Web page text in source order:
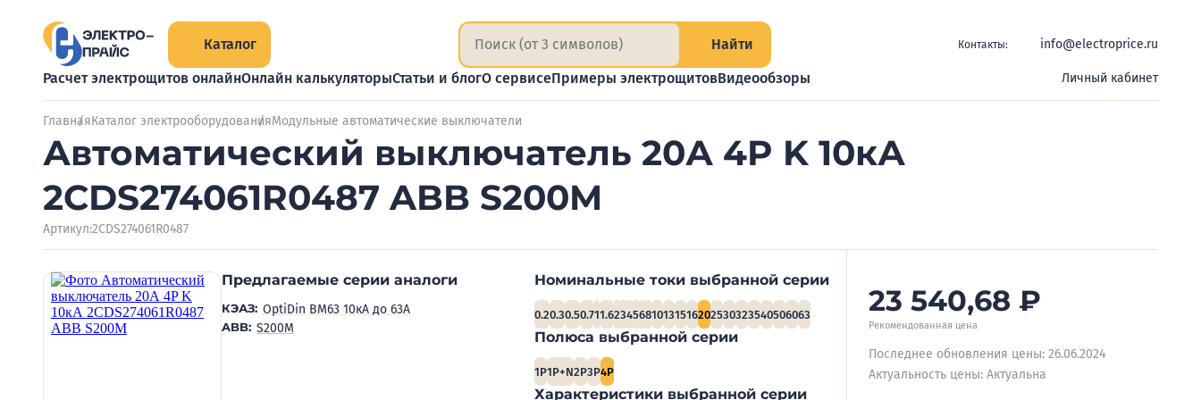
Каталог Найти Контакты: info@electroprice.ru
Расчет электрощитов онлайнОнлайн калькуляторыСтатьи и блогО сервисеПримеры электрощитовВидеообзоры Личный кабинет
ГлавнаяКаталог электрооборудованияМодульные автоматические выключатели
Автоматический выключатель 20А 4P K 10кА
2CDS274061R0487 ABB S200M
Артикул:2CDS274061R0487
Предлагаемые серии аналоги
КЭАЗ: OptiDin BM63 10кА до 63А
ABB: S200M
Номинальные токи выбранной серии
0.20.30.50.711.623456810131516202530323540506063
Полюса выбранной серии
1P1P+N2P3P4P
Характеристики выбранной серии
23 540,68 ₽
Рекомендованная цена
Последнее обновления цены: 26.06.2024
Актуальность цены: Актуальна